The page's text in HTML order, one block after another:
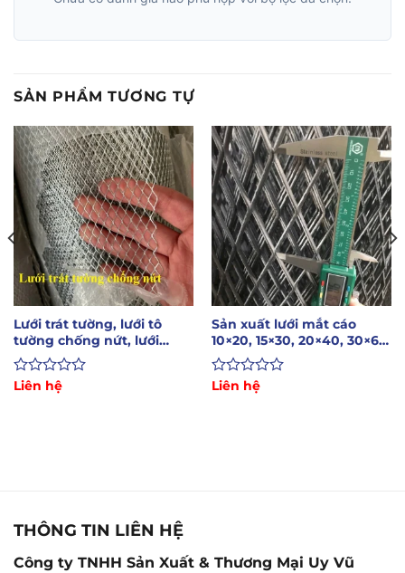
SẢN PHẨM TƯƠNG TỰ
Lưới trát tường, lưới tô
tường chống nứt, lưới
trám 6x12mm
Được
Liên hệ
Sản xuất lưới mắt cáo
10×20, 15×30, 20×40, 30×60,
38×76, 45×90
Được
Liên hệ
THÔNG TIN LIÊN HỆ
Công ty TNHH Sản Xuất & Thương Mại Uy Vũ